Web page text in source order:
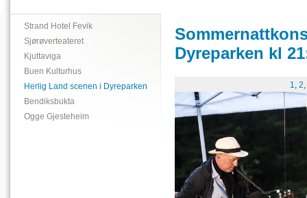
2018 Programmet Visningskatalogen 2018
Strand Hotel Fevik
Sjørøverteateret
Kjuttaviga
Buen Kulturhus
Herlig Land scenen i Dyreparken
Bendiksbukta
Ogge Gjesteheim
Dyreparken kl
1, 2,